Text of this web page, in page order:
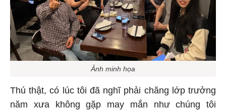
Ảnh minh họa
Thú thật, có lúc tôi đã nghĩ phải chăng lớp trưởng
năm xưa không gặp may mắn như chúng tôi